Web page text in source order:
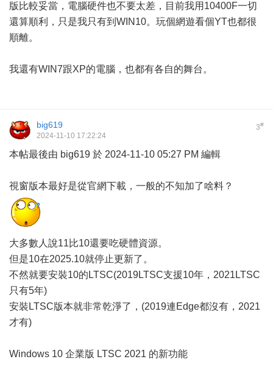
版比較妥當，電腦硬件也不要太差，目前我用10400F一切
還算順利，只是我只有到WIN10。玩個網遊看個YT也都很
順離。
我還有WIN7跟XP的電腦，也都有各自的舞台。
3#
big619
2024-11-10 17:22:24
本帖最後由 big619 於 2024-11-10 05:27 PM 編輯
視窗版本最好是從官網下載，一般的不知加了啥料？
大多數人說11比10還要吃硬體資源。
但是10在2025.10就停止更新了。
不然就要安裝10的LTSC(2019LTSC支援10年，2021LTSC
只有5年)
安裝LTSC版本就非常乾淨了，(2019連Edge都沒有，2021
才有)
Windows 10 企業版 LTSC 2021 的新功能